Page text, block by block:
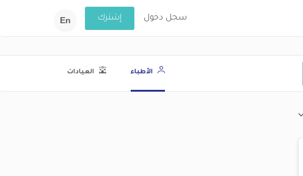
En سجل دخول إشترك
الأطباء العيادات